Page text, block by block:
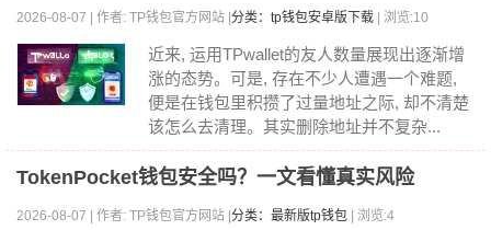
2026-08-07 | 作者: TP钱包官方网站 | 分类：tp钱包安卓版下载 | 浏览:10
近来, 运用TPwallet的友人数量展现出逐渐增
涨的态势。可是, 存在不少人遭遇一个难题,
便是在钱包里积攒了过量地址之际, 却不清楚
该怎么去清理。其实删除地址并不复杂...
TokenPocket钱包安全吗？一文看懂真实风险
2026-08-07 | 作者: TP钱包官方网站 | 分类：最新版tp钱包 | 浏览:4